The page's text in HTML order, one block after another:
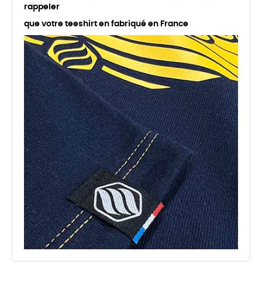
rappeler
que votre teeshirt en fabriqué en France